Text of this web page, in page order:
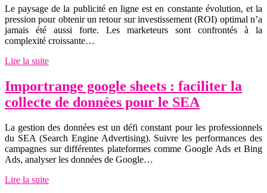
Le paysage de la publicité en ligne est en constante évolution, et la
pression pour obtenir un retour sur investissement (ROI) optimal n’a
jamais été aussi forte. Les marketeurs sont confrontés à la
complexité croissante…
Lire la suite
Importrange google sheets : faciliter la
collecte de données pour le SEA
La gestion des données est un défi constant pour les professionnels
du SEA (Search Engine Advertising). Suivre les performances des
campagnes sur différentes plateformes comme Google Ads et Bing
Ads, analyser les données de Google…
Lire la suite